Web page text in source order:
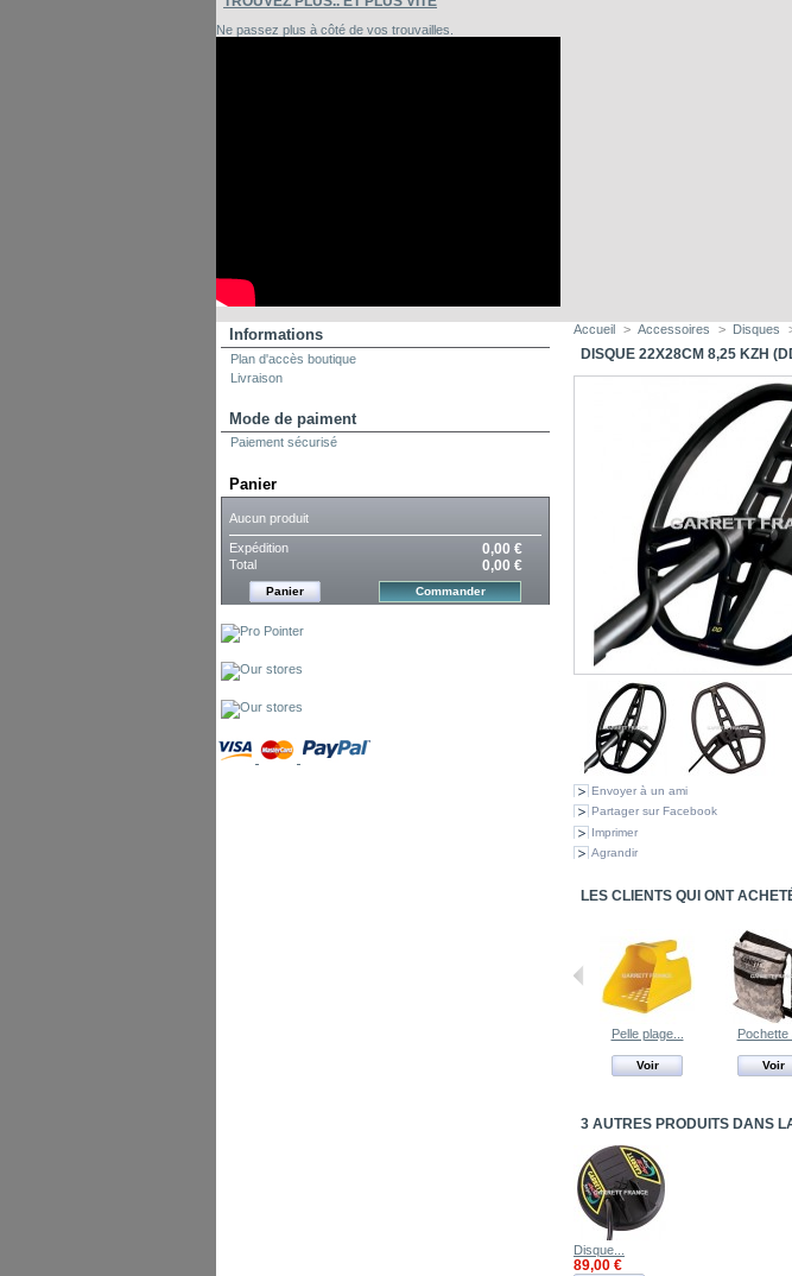
Ne passez plus à côté de vos trouvailles.
Informations
Plan d'accès boutique
Livraison
Mode de paiment
Paiement sécurisé
Panier
Aucun produit
Expédition 0,00 €
Total 0,00 €
Panier Commander
Accueil > Accessoires > Disques
DISQUE 22X28CM 8,25 KZH
Envoyer à un ami
Partager sur Facebook
Imprimer
Agrandir
LES CLIENTS QUI ONT
Pelle plage...
Voir
Pochette
Voir
3 AUTRES PRODUITS DANS
Disque...
89,00 €